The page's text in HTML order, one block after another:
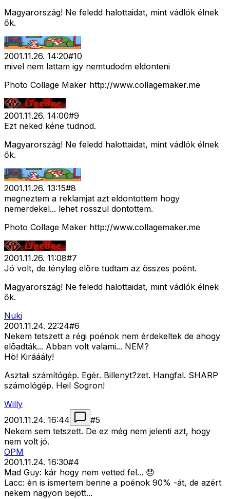
Magyarország! Ne feledd halottaidat, mint vádlók élnek
ők.
2001.11.26. 14:20#10
mivel nem lattam igy nemtudodm eldonteni
Photo Collage Maker http://www.collagemaker.me
2001.11.26. 14:00#9
Ezt neked kéne tudnod.
Magyarország! Ne feledd halottaidat, mint vádlók élnek
ők.
2001.11.26. 13:15#8
megneztem a reklamjat azt eldontottem hogy
nemerdekel... lehet rosszul dontottem.
Photo Collage Maker http://www.collagemaker.me
2001.11.26. 11:08#7
Jó volt, de tényleg előre tudtam az összes poént.
Magyarország! Ne feledd halottaidat, mint vádlók élnek
ők.
Nuki
2001.11.24. 22:24#6
Nekem tetszett a régi poénok nem érdekeltek de ahogy
elõadták... Abban volt valami... NEM?
Hö! Kirááály!
Asztali számítógép. Egér. Billenyt?zet. Hangfal. SHARP
számológép. Heil Sogron!
Willy
2001.11.24. 16:44
#5
Nekem sem tetszett. De ez még nem jelenti azt, hogy
nem volt jó.
OPM
2001.11.24. 16:30#4
Mad Guy: kár hogy nem vetted fel... 😞
Lacc: én is ismertem benne a poénok 90% -át, de azért
nekem nagyon bejött...